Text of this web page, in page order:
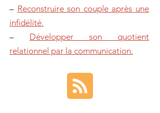
– Reconstruire son couple après une
infidélité.
– Développer son quotient
relationnel par la communication.